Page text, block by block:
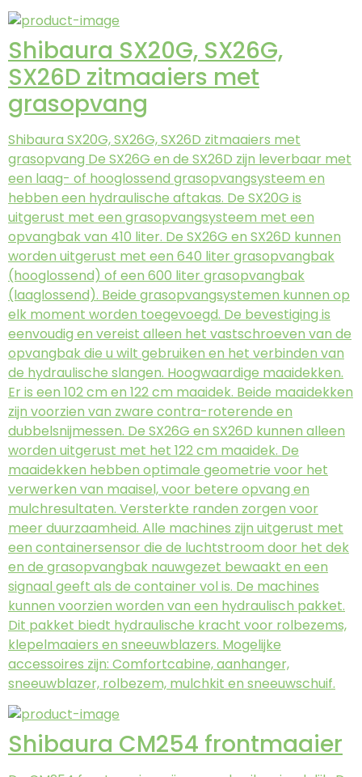
Shibaura SX20G, SX26G,
SX26D zitmaaiers met
grasopvang
Shibaura SX20G, SX26G, SX26D zitmaaiers met
grasopvang De SX26G en de SX26D zijn leverbaar met
een laag- of hooglossend grasopvangsysteem en
hebben een hydraulische aftakas. De SX20G is
uitgerust met een grasopvangsysteem met een
opvangbak van 410 liter. De SX26G en SX26D kunnen
worden uitgerust met een 640 liter grasopvangbak
(hooglossend) of een 600 liter grasopvangbak
(laaglossend). Beide grasopvangsystemen kunnen op
elk moment worden toegevoegd. De bevestiging is
eenvoudig en vereist alleen het vastschroeven van de
opvangbak die u wilt gebruiken en het verbinden van
de hydraulische slangen. Hoogwaardige maaidekken.
Er is een 102 cm en 122 cm maaidek. Beide maaidekken
zijn voorzien van zware contra-roterende en
dubbelsnijmessen. De SX26G en SX26D kunnen alleen
worden uitgerust met het 122 cm maaidek. De
maaidekken hebben optimale geometrie voor het
verwerken van maaisel, voor betere opvang en
mulchresultaten. Versterkte randen zorgen voor
meer duurzaamheid. Alle machines zijn uitgerust met
een containersensor die de luchtstroom door het dek
en de grasopvangbak nauwgezet bewaakt en een
signaal geeft als de container vol is. De machines
kunnen voorzien worden van een ​​hydraulisch pakket.
Dit pakket biedt hydraulische kracht voor rolbezems,
klepelmaaiers en sneeuwblazers. Mogelijke
accessoires zijn: Comfortcabine, aanhanger,
sneeuwblazer, rolbezem, mulchkit en sneeuwschuif.
Shibaura CM254 frontmaaier